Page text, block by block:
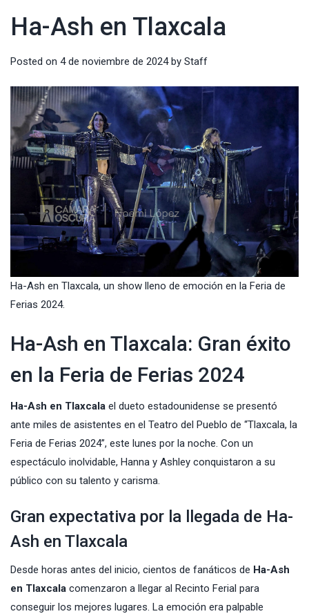
Ha-Ash en Tlaxcala
Posted on 4 de noviembre de 2024by Staff
Ha-Ash en Tlaxcala, un show lleno de emoción en la Feria de
Ferias 2024.
Ha-Ash en Tlaxcala: Gran éxito
en la Feria de Ferias 2024
Ha-Ash en Tlaxcala el dueto estadounidense se presentó
ante miles de asistentes en el Teatro del Pueblo de “Tlaxcala, la
Feria de Ferias 2024”, este lunes por la noche. Con un
espectáculo inolvidable, Hanna y Ashley conquistaron a su
público con su talento y carisma.
Gran expectativa por la llegada de Ha-
Ash en Tlaxcala
Desde horas antes del inicio, cientos de fanáticos de Ha-Ash
en Tlaxcala comenzaron a llegar al Recinto Ferial para
conseguir los mejores lugares. La emoción era palpable